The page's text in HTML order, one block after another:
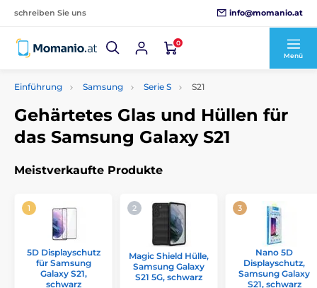
schreiben Sie uns info@momanio.at
0
Menü
Einführung Samsung Serie S S21
Gehärtetes Glas und Hüllen für
das Samsung Galaxy S21
Meistverkaufte Produkte
5D Displayschutz
für Samsung
Galaxy S21,
schwarz
Magic Shield Hülle,
Samsung Galaxy
S21 5G, schwarz
Nano 5D
Displayschutz,
Samsung Galaxy
S21, schwarz